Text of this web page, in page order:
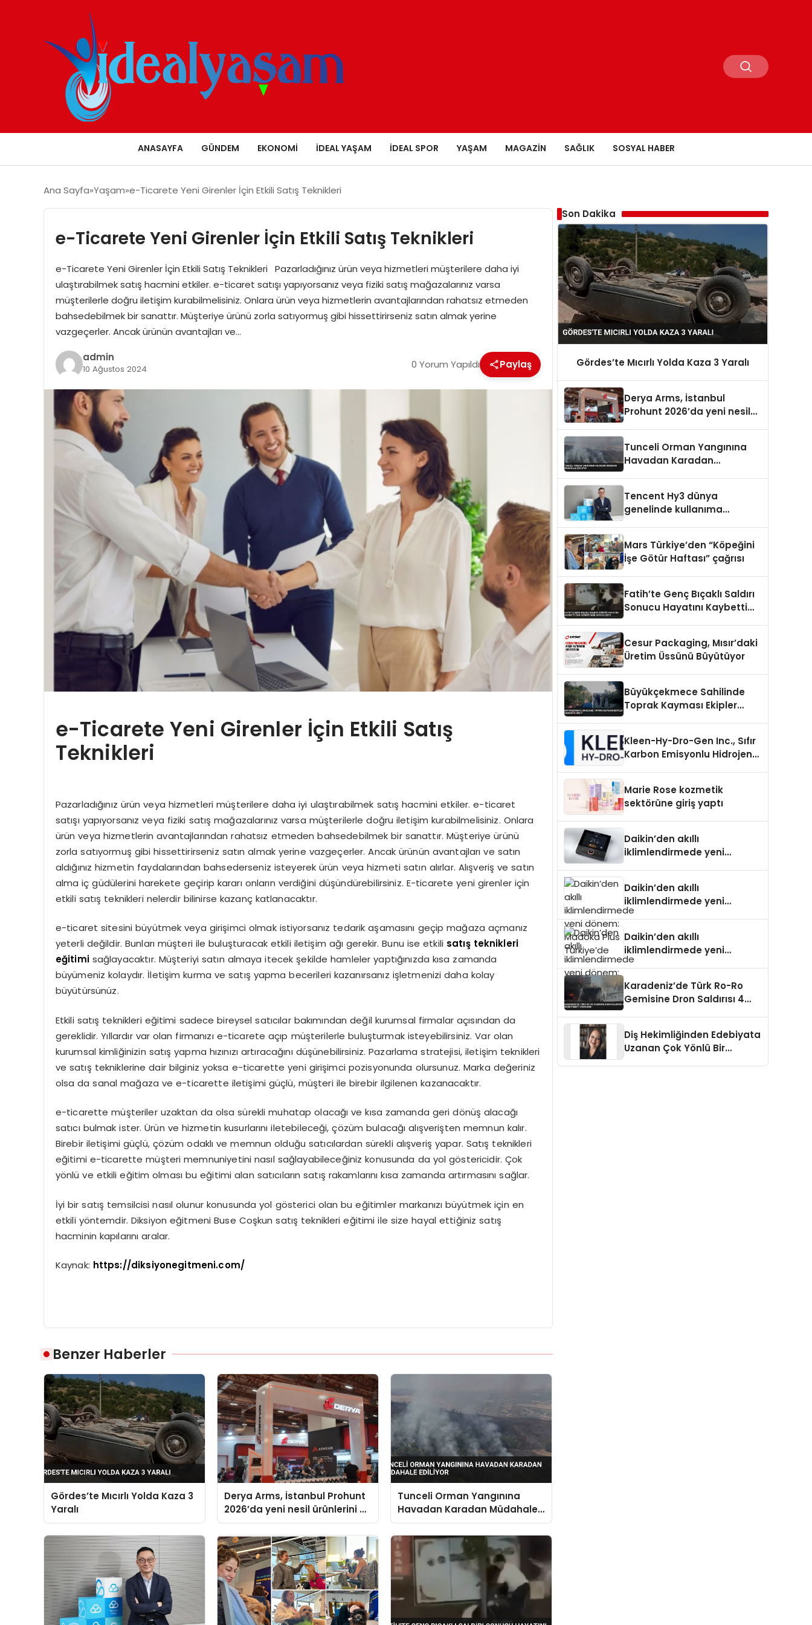
ANASAYFA GÜNDEM EKONOMI İDEAL YAŞAM İDEAL SPOR YAŞAM MAGAZIN SAĞLIK SOSYAL HABER
Ana Sayfa Yaşam e-Ticarete Yeni Girenler İçin Etkili Satış Teknikleri
e-Ticarete Yeni Girenler İçin Etkili Satış Teknikleri
e-Ticarete Yeni Girenler İçin Etkili Satış Teknikleri Pazarladığınız ürün veya hizmetleri müşterilere daha iyi
ulaştırabilmek satış hacmini etkiler. e-ticaret satışı yapıyorsanız veya fiziki satış mağazalarınız varsa
müşterilerle doğru iletişim kurabilmelisiniz. Onlara ürün veya hizmetlerin avantajlarından rahatsız etmeden
bahsedebilmek bir sanattır. Müşteriye ürünü zorla satıyormuş gibi hissettirirseniz satın almak yerine
vazgeçerler. Ancak ürünün avantajları ve…
admin
10 Ağustos 2024 0 Yorum Yapıldı Paylaş
e-Ticarete Yeni Girenler İçin Etkili Satış
Teknikleri
Pazarladığınız ürün veya hizmetleri müşterilere daha iyi ulaştırabilmek satış hacmini etkiler. e-ticaret
satışı yapıyorsanız veya fiziki satış mağazalarınız varsa müşterilerle doğru iletişim kurabilmelisiniz. Onlara
ürün veya hizmetlerin avantajlarından rahatsız etmeden bahsedebilmek bir sanattır. Müşteriye ürünü
zorla satıyormuş gibi hissettirirseniz satın almak yerine vazgeçerler. Ancak ürünün avantajları ve satın
aldığınız hizmetin faydalarından bahsederseniz isteyerek ürün veya hizmeti satın alırlar. Alışveriş ve satın
alma iç güdülerini harekete geçirip kararı onların verdiğini düşündürebilirsiniz. E-ticarete yeni girenler için
etkili satış teknikleri nelerdir bilinirse kazanç katlanacaktır.
e-ticaret sitesini büyütmek veya girişimci olmak istiyorsanız tedarik aşamasını geçip mağaza açmanız
yeterli değildir. Bunları müşteri ile buluşturacak etkili iletişim ağı gerekir. Bunu ise etkili satış teknikleri
eğitimisağlayacaktır. Müşteriyi satın almaya itecek şekilde hamleler yaptığınızda kısa zamanda
büyümeniz kolaydır. İletişim kurma ve satış yapma becerileri kazanırsanız işletmenizi daha kolay
büyütürsünüz.
Etkili satış teknikleri eğitimi sadece bireysel satıcılar bakımından değil kurumsal firmalar açısından da
gereklidir. Yıllardır var olan firmanızı e-ticarete açıp müşterilerle buluşturmak isteyebilirsiniz. Var olan
kurumsal kimliğinizin satış yapma hızınızı artıracağını düşünebilirsiniz. Pazarlama stratejisi, iletişim teknikleri
ve satış tekniklerine dair bilginiz yoksa e-ticarette yeni girişimci pozisyonunda olursunuz. Marka değeriniz
olsa da sanal mağaza ve e-ticarette iletişimi güçlü, müşteri ile birebir ilgilenen kazanacaktır.
e-ticarette müşteriler uzaktan da olsa sürekli muhatap olacağı ve kısa zamanda geri dönüş alacağı
satıcı bulmak ister. Ürün ve hizmetin kusurlarını iletebileceği, çözüm bulacağı alışverişten memnun kalır.
Birebir iletişimi güçlü, çözüm odaklı ve memnun olduğu satıcılardan sürekli alışveriş yapar. Satış teknikleri
eğitimi e-ticarette müşteri memnuniyetini nasıl sağlayabileceğiniz konusunda da yol göstericidir. Çok
yönlü ve etkili eğitim olması bu eğitimi alan satıcıların satış rakamlarını kısa zamanda artırmasını sağlar.
İyi bir satış temsilcisi nasıl olunur konusunda yol gösterici olan bu eğitimler markanızı büyütmek için en
etkili yöntemdir. Diksiyon eğitmeni Buse Coşkun satış teknikleri eğitimi ile size hayal ettiğiniz satış
hacminin kapılarını aralar.
Kaynak: https://diksiyonegitmeni.com/
Benzer Haberler
Gördes’te Mıcırlı Yolda Kaza 3
Yaralı
Derya Arms, İstanbul Prohunt
2026’da yeni nesil ürünlerini ve
global marka vizyonunu
sergiledi
Tunceli Orman Yangınına
Havadan Karadan Müdahale
Ediliyor
Son Dakika
Gördes’te Mıcırlı Yolda Kaza 3 Yaralı
Derya Arms, İstanbul
Prohunt 2026’da yeni nesil
Tunceli Orman Yangınına
Havadan Karadan
Tencent Hy3 dünya
genelinde kullanıma
Mars Türkiye’den “Köpeğini
İşe Götür Haftası” çağrısı
Fatih’te Genç Bıçaklı Saldırı
Sonucu Hayatını Kaybetti
Cesur Packaging, Mısır’daki
Üretim Üssünü Büyütüyor
Büyükçekmece Sahilinde
Toprak Kayması Ekipler
Kleen-Hy-Dro-Gen Inc., Sıfır
Karbon Emisyonlu Hidrojen
Aldı
Marie Rose kozmetik
sektörüne giriş yaptı
Daikin’den akıllı
iklimlendirmede yeni
Daikin’den akıllı
iklimlendirmede yeni
dönem: Madoka Plus
Daikin’den akıllı
iklimlendirmede yeni
dönem: Madoka Plus
Karadeniz’de Türk Ro-Ro
Gemisine Dron Saldırısı 4
Diş Hekimliğinden Edebiyata
Uzanan Çok Yönlü Bir